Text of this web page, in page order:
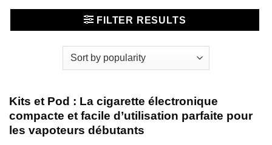
FILTER RESULTS
Kits et Pod : La cigarette électronique
compacte et facile d’utilisation parfaite pour
les vapoteurs débutants